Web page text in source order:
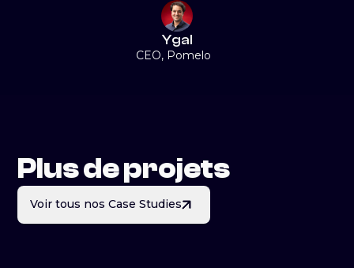
Ygal
CEO, Pomelo
Plus de projets
Voir tous nos Case Studies